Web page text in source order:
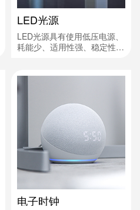
LED光源
LED光源具有使用低压电源、
耗能少、适用性强、稳定性
价格较现有照明器材昂贵，仍
被认为是它将不可避免地现有
电子时钟